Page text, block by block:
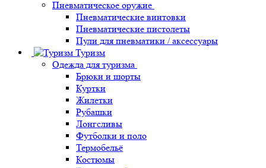
Пневматическое оружие
Пневматические винтовки
Пневматические пистолеты
Пули для пневматики / аксессуары
Туризм
Одежда для туризма
Брюки и шорты
Куртки
Жилетки
Рубашки
Лонгсливы
Футболки и поло
Термобельё
Костюмы